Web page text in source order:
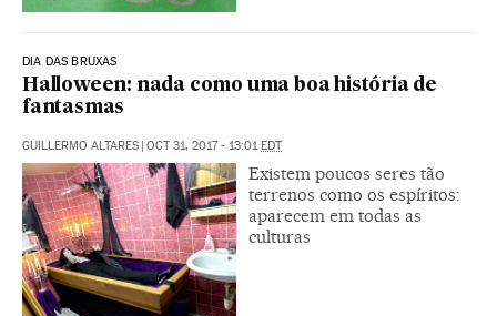
DIA DAS BRUXAS
Halloween: nada como uma boa história de
fantasmas
GUILLERMO ALTARES | OCT 31, 2017 - 13:01EDT
Existem poucos seres tão
terrenos como os espíritos:
aparecem em todas as
culturas